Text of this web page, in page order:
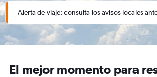
Alerta de viaje: consulta los avisos locales
El mejor momento para